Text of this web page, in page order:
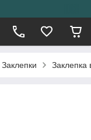
Заклепки Заклепка